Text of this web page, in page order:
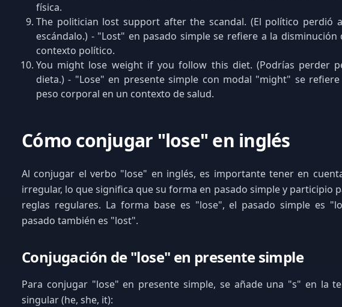
física.
The politician lost support after the scandal. (El político perdió
escándalo.) - "Lost" en pasado simple se refiere a la
contexto político.
You might lose weight if you follow this diet. (Podrías perder
dieta.) - "Lose" en presente simple con modal "might" se
peso corporal en un contexto de salud.
Cómo conjugar "lose" en inglés
Al conjugar el verbo "lose" en inglés, es importante tener en
irregular, lo que significa que su forma en pasado simple y participio
reglas regulares. La forma base es "lose", el pasado simple es
pasado también es "lost".
Conjugación de "lose" en presente simple
Para conjugar "lose" en presente simple, se añade una "s" en la
singular (he, she, it):